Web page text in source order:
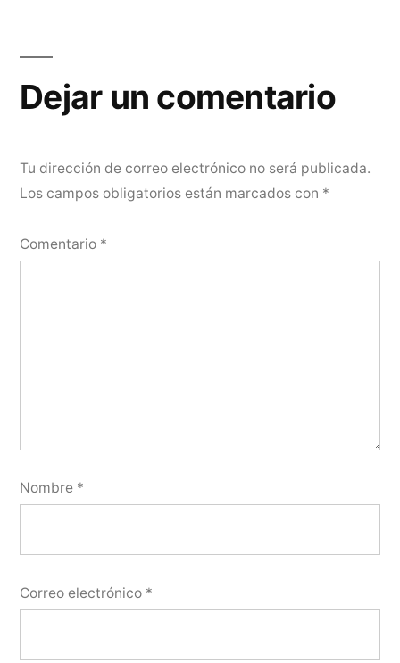
Dejar un comentario
Tu dirección de correo electrónico no será publicada.
Los campos obligatorios están marcados con *
Comentario *
Nombre *
Correo electrónico *